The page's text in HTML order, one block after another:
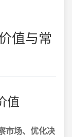
值与常
值
市场、优化决